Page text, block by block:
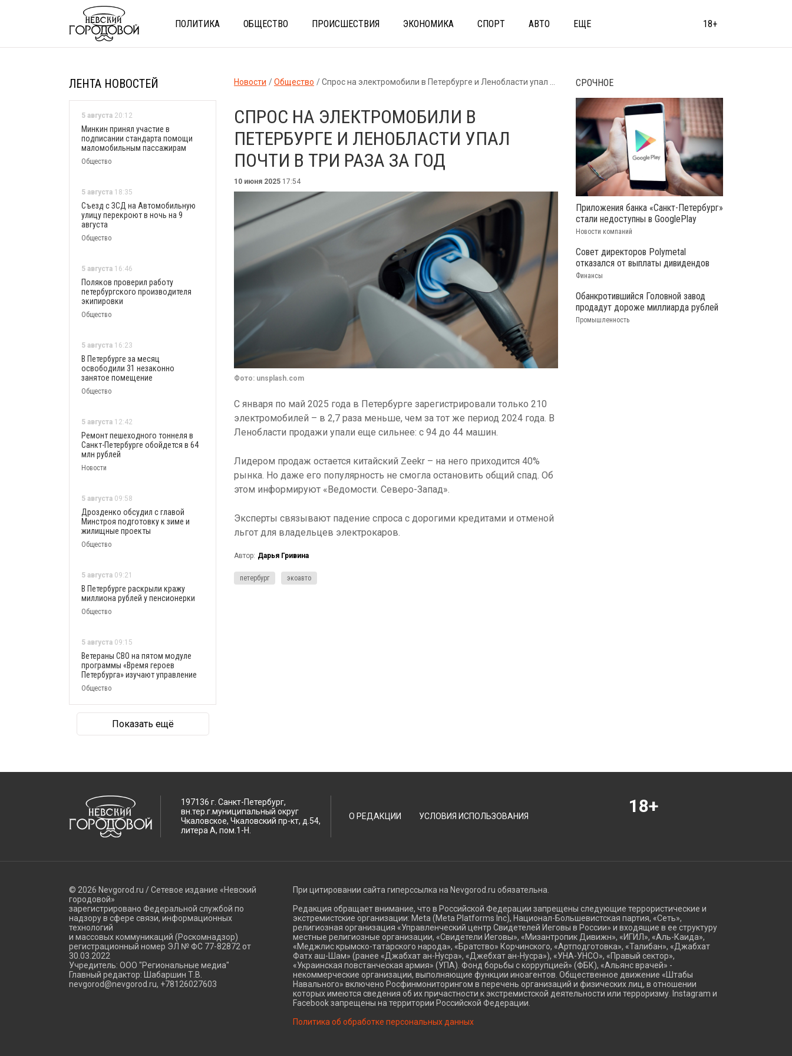
ПОЛИТИКА ОБЩЕСТВО ПРОИСШЕСТВИЯ ЭКОНОМИКА СПОРТ АВТО ЕЩЕ 18+
Новости Общество Спрос на электромобили в Петербурге и Ленобласти упал почти в три раза за год
СПРОС НА ЭЛЕКТРОМОБИЛИ В
ПЕТЕРБУРГЕ И ЛЕНОБЛАСТИ УПАЛ
ПОЧТИ В ТРИ РАЗА ЗА ГОД
10 июня 2025 17:54
Фото: unsplash.com
С января по май 2025 года в Петербурге зарегистрировали только 210
электромобилей – в 2,7 раза меньше, чем за тот же период 2024 года. В
Ленобласти продажи упали еще сильнее: с 94 до 44 машин.
Лидером продаж остается китайский Zeekr – на него приходится 40%
рынка. Но даже его популярность не смогла остановить общий спад. Об
этом информируют «Ведомости. Северо-Запад».
Эксперты связывают падение спроса с дорогими кредитами и отменой
льгот для владельцев электрокаров.
Автор: Дарья Гривина
петербург экоавто
ЛЕНТА НОВОСТЕЙ
5 августа 20:12
Минкин принял участие в
подписании стандарта помощи
маломобильным пассажирам
Общество
5 августа 18:35
Съезд с ЗСД на Автомобильную
улицу перекроют в ночь на 9
августа
Общество
5 августа 16:46
Поляков проверил работу
петербургского производителя
экипировки
Общество
5 августа 16:23
В Петербурге за месяц
освободили 31 незаконно
занятое помещение
Общество
5 августа 12:42
Ремонт пешеходного тоннеля в
Санкт-Петербурге обойдется в 64
млн рублей
Новости
5 августа 09:58
Дрозденко обсудил с главой
Минстроя подготовку к зиме и
жилищные проекты
Общество
5 августа 09:21
В Петербурге раскрыли кражу
миллиона рублей у пенсионерки
Общество
5 августа 09:15
Ветераны СВО на пятом модуле
программы «Время героев
Петербурга» изучают управление
Общество
Показать ещё
СРОЧНОЕ
Приложения банка «Санкт-Петербург»
стали недоступны в GooglePlay
Новости компаний
Совет директоров Polymetal
отказался от выплаты дивидендов
Финансы
Обанкротившийся Головной завод
продадут дороже миллиарда рублей
Промышленность
18+
197136 г. Санкт-Петербург,
вн.тер.г.муниципальный округ
Чкаловское, Чкаловский пр-кт, д.54,
литера А, пом.1-Н.
О РЕДАКЦИИ УСЛОВИЯ ИСПОЛЬЗОВАНИЯ
© 2026 Nevgorod.ru / Сетевое издание «Невский
городовой»
зарегистрировано Федеральной службой по
надзору в сфере связи, информационных
технологий
и массовых коммуникаций (Роскомнадзор)
регистрационный номер ЭЛ № ФС 77-82872 от
30.03.2022
Учредитель: ООО "Региональные медиа"
Главный редактор: Шабаршин Т.В.
nevgorod@nevgorod.ru, +78126027603
При цитировании сайта гиперссылка на Nevgorod.ru обязательна.
Редакция обращает внимание, что в Российской Федерации запрещены следующие террористические и
экстремистские организации: Meta (Meta Platforms Inc), Национал-Большевистская партия, «Сеть»,
религиозная организация «Управленческий центр Свидетелей Иеговы в России» и входящие в ее структуру
местные религиозные организации, «Свидетели Иеговы», «Мизантропик Дивижн», «ИГИЛ», «Аль-Каида»,
«Меджлис крымско-татарского народа», «Братство» Корчинского, «Артподготовка», «Талибан», «Джабхат
Фатх аш-Шам» (ранее «Джабхат ан-Нусра», «Джебхат ан-Нусра»), «УНА-УНСО», «Правый сектор»,
«Украинская повстанческая армия» (УПА). Фонд борьбы с коррупцией» (ФБК), «Альянс врачей» -
некоммерческие организации, выполняющие функции иноагентов. Общественное движение «Штабы
Навального» включено Росфинмониторингом в перечень организаций и физических лиц, в отношении
которых имеются сведения об их причастности к экстремистской деятельности или терроризму. Instagram и
Facebook запрещены на территории Российской Федерации.
Политика об обработке персональных данных